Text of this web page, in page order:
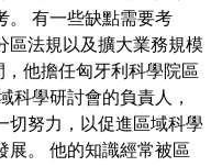
。 有一些缺點需要考
區法規以及擴大業務規模
他擔任匈牙利科學院區
科學研討會的負責人，
切努力，以促進區域科學
展。 他的知識經常被區